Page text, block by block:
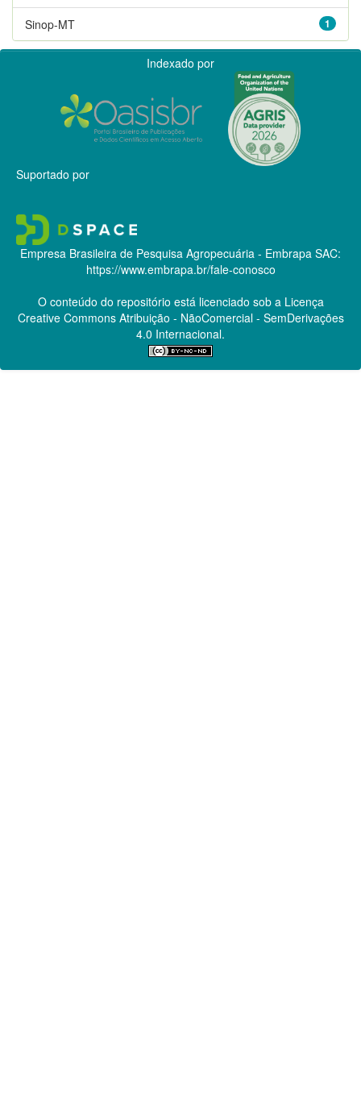
1
Sinop-MT
Indexado por
Suportado por
Empresa Brasileira de Pesquisa Agropecuária - Embrapa SAC:
https://www.embrapa.br/fale-conosco
O conteúdo do repositório está licenciado sob a Licença
Creative CommonsAtribuição - NãoComercial - SemDerivações
4.0 Internacional.